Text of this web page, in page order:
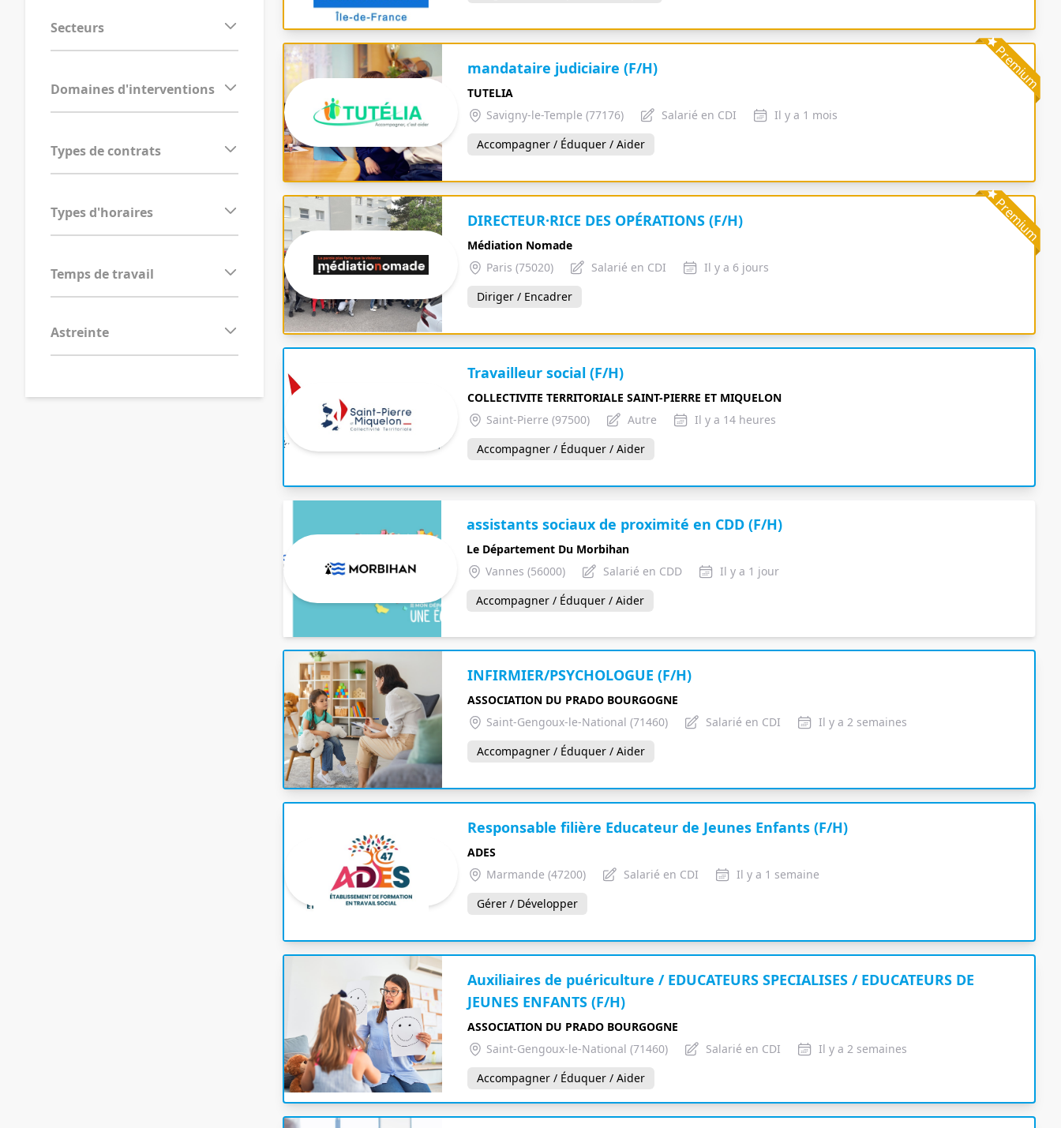
Astreinte
Premium
mandataire judiciaire (F/H)
TUTELIA
Savigny-le-Temple (77176)
Salarié en CDI
Il y a 1 mois
Accompagner / Éduquer / Aider
Premium
DIRECTEUR·RICE DES OPÉRATIONS (F/H)
Médiation Nomade
Paris (75020)
Salarié en CDI
Il y a 6 jours
Diriger / Encadrer
Travailleur social (F/H)
COLLECTIVITE TERRITORIALE SAINT-PIERRE ET MIQUELON
Saint-Pierre (97500)
Autre
Il y a 14 heures
Accompagner / Éduquer / Aider
assistants sociaux de proximité en CDD (F/H)
Le Département Du Morbihan
Vannes (56000)
Salarié en CDD
Il y a 1 jour
Accompagner / Éduquer / Aider
INFIRMIER/PSYCHOLOGUE (F/H)
ASSOCIATION DU PRADO BOURGOGNE
Saint-Gengoux-le-National (71460)
Salarié en CDI
Il y a 2 semaines
Accompagner / Éduquer / Aider
Responsable filière Educateur de Jeunes Enfants (F/H)
ADES
Marmande (47200)
Salarié en CDI
Il y a 1 semaine
Gérer / Développer
Auxiliaires de puériculture / EDUCATEURS SPECIALISES / EDUCATEURS DE
JEUNES ENFANTS (F/H)
ASSOCIATION DU PRADO BOURGOGNE
Saint-Gengoux-le-National (71460)
Salarié en CDI
Il y a 2 semaines
Accompagner / Éduquer / Aider